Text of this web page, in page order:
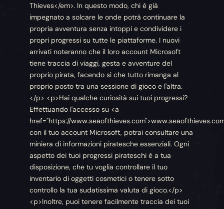
Thieves</em>. In questo modo, chi è già
impegnato a solcare le onde potrà continuare la
propria avventura senza intoppi e condividere i
propri progressi su tutte le piattaforme. I nuovi
arrivati noteranno che il loro account Microsoft
tiene traccia di viaggi, gesta e avventure del
proprio pirata, facendo sì che tutto rimanga al
proprio posto tra una sessione di gioco e l'altra.
</p> <p>Hai qualche curiosità sui tuoi progressi?
Effettuando l'accesso su <a
href="https://
con il tuo account Microsoft, potrai consultare una
miniera di informazioni piratesche essenziali. Ogni
aspetto dei tuoi progressi pirateschi è a tua
disposizione, che tu voglia controllare il tuo
inventario di oggetti cosmetici o tenere sotto
controllo la tua sudatissima valuta di gioco.</p>
<p>Inoltre, puoi tenere facilmente traccia dei tuoi